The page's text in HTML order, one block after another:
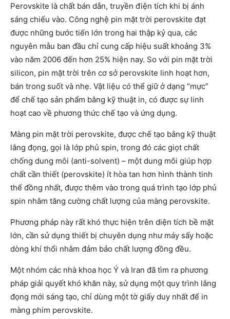
Perovskite là chất bán dẫn, truyền điện tích khi bị ánh
sáng chiếu vào. Công nghệ pin mặt trời perovskite đạt
được những bước tiến lớn trong hai thập kỷ qua, các
nguyên mẫu ban đầu chỉ cung cấp hiệu suất ​​khoảng 3%
vào năm 2006 đến hơn 25% hiện nay. So với pin mặt trời
silicon, pin mặt trời trên cơ sở perovskite linh hoạt hơn,
bán trong suốt và nhẹ. Vật liệu có thể giữ ở dạng “mực”
để chế tạo sản phẩm bằng kỹ thuật in, có được sự linh
hoạt cao về phương thức chế tạo và ứng dụng.
Màng pin mặt trời perovskite, được chế tạo bằng kỹ thuật
lắng đọng, gọi là lớp phủ spin, trong đó các giọt chất
chống dung môi (anti-solvent) – một dung môi giúp hợp
chất cần thiết (perovskite) ít hòa tan hơn hình thành tinh
thể đồng nhất, được thêm vào trong quá trình tạo lớp phủ
spin nhằm tăng cường chất lượng của màng perovskite.
Phương pháp này rất khó thực hiện trên diện tích bề mặt
lớn, cần sử dụng thiết bị chuyên dụng như máy sấy hoặc
dòng khí thổi nhằm đảm bảo chất lượng đồng đều.
Một nhóm các nhà khoa học Ý và Iran đã tìm ra phương
pháp giải quyết khó khăn này, sử dụng một quy trình lắng
đọng mới sáng tạo, chỉ dùng một tờ giấy duy nhất để in
màng phim perovskite.